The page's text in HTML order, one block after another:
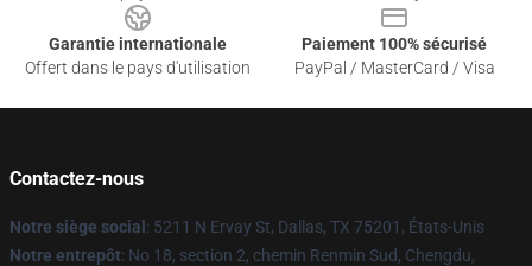
Garantie internationale
Offert dans le pays d'utilisation
Paiement 100% sécurisé
PayPal / MasterCard / Visa
Contactez-nous
Notre siège social : 5211 N Ervay St, Dallas, TX 75201, États-Unis
Notre entrepôt: No 18, section 2, chemin Renmin Sud, Chengdu,